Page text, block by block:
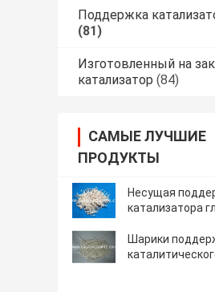
Поддержка
(81)
Изготовленный на
катализатор (84)
САМЫЕ ЛУЧШИЕ
ПРОДУКТЫ
Несущая
катализатора
Шарики